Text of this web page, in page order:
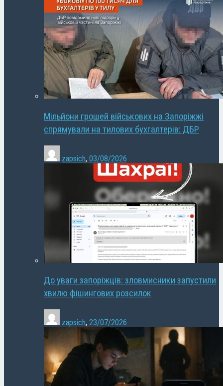
Мільйони грошей військових на Запоріжжі
спрямували на тилових бухгалтерів: ДБР
zapsich, 03/08/2026
До уваги запоріжців: зловмисники запустили
хвилю фішингових розсилок
zapsich, 23/07/2026